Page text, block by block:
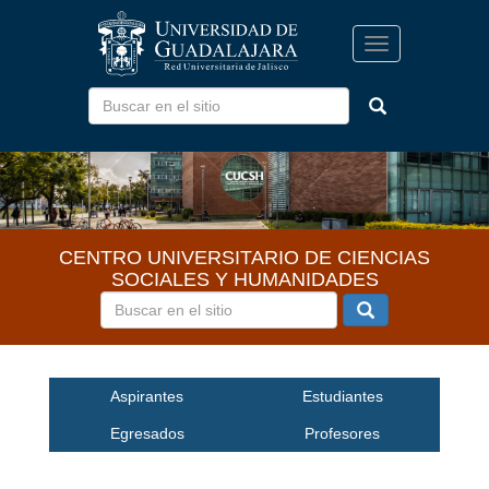
Toggle
navigation
CENTRO UNIVERSITARIO DE CIENCIAS
SOCIALES Y HUMANIDADES
InicioAspirantes Estudiantes
Egresados Profesores